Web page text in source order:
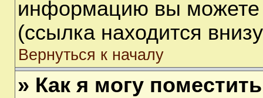
информацию вы можете
(ссылка находится
Вернуться к началу
» Как я могу